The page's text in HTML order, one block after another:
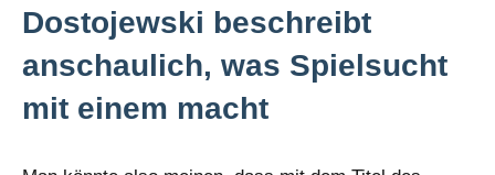
Dostojewski beschreibt
anschaulich, was Spielsucht
mit einem macht